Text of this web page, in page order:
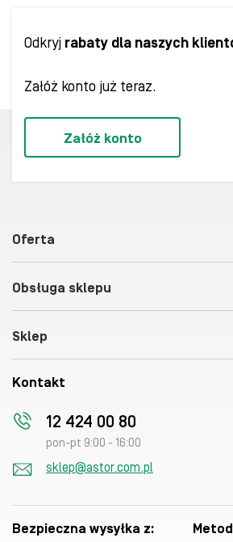
Odkryj rabaty dla naszych
Załóż konto już teraz.
Załóż konto
Oferta
Obsługa sklepu
Sklep
Kontakt
12 424 00 80
pon-pt 9:00 - 16:00
sklep@astor.com.pl
Bezpieczna wysyłka z: